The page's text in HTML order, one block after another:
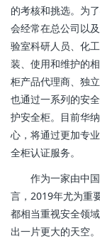
的考核和挑选。为
会经常在总公司以
验室科研人员、化
装、使用和维护的
柜产品代理商、独
也通过一系列的安
护安全柜。目前华
心，将通过更加专
全柜认证服务。
作为一家由中国
言，2019年尤为重
都相当重视安全领
出一片更大的天空。